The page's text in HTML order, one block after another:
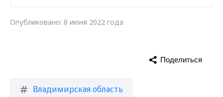
Опубликовано: 8 июня 2022 года
Владимирская область
Поделиться